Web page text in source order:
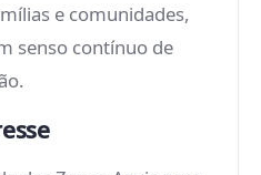
e comunidades,
senso contínuo de